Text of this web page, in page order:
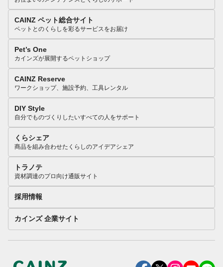
CAINZ ペット総合サイト
ペットとのくらしを彩るサービスをお届け
Pet’s One
カインズが展開するペットショップ
CAINZ Reserve
ワークショップ、施設予約、工具レンタル
DIY Style
自分でものづくりしたいすべての人をサポート
くらシェア
商品を組み合わせたくらしのアイデアシェア
トラノテ
資材調達のプロ向け通販サイト
採用情報
カインズ 企業サイト